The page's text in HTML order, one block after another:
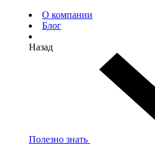
О компании
Блог
Назад
Полезно знать